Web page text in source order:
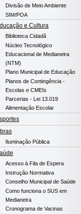
Divisão de Meio Ambiente
SIM/POA
e Cultura
Biblioteca Cidadã
Núcleo Tecnológico
Educacional de Medianeira
(NTM)
Plano Municipal de Educação
Planos de Contingência -
Escolas e CMEIs
Parcerias - Lei 13.019
Alimentação Escolar
Iluminação Pública
Acesso à Fila de Espera
Instrução Normativa
Conselho Municipal de Saúde
Como funciona o SUS em
Medianeira
Cronograma de Vacinas